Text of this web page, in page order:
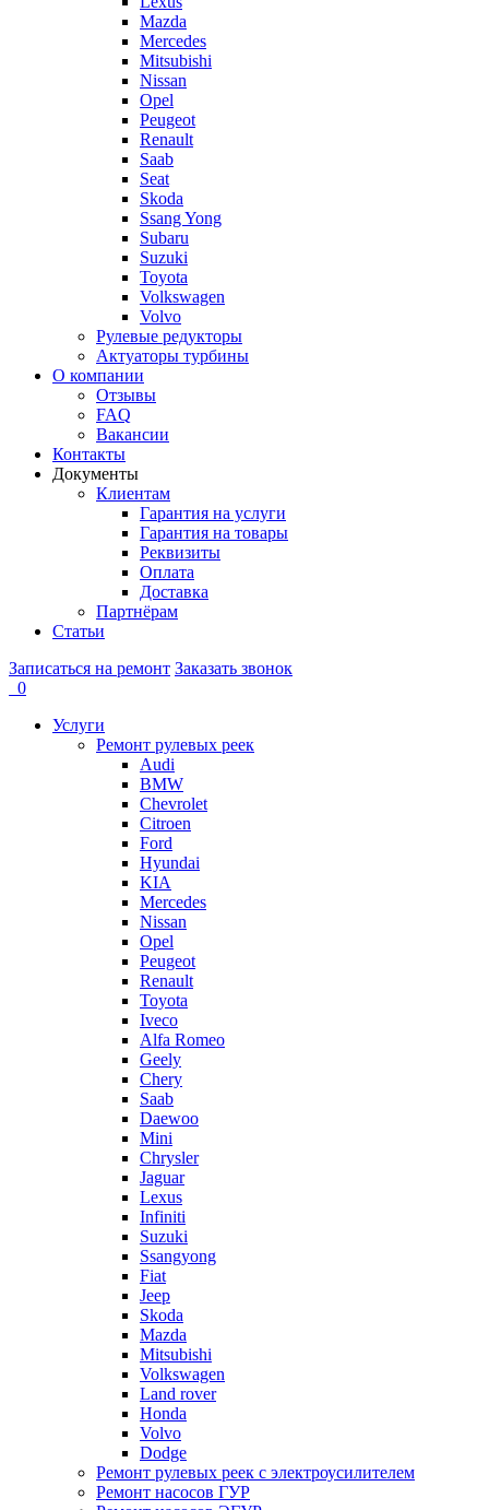
Mazda
Mercedes
Mitsubishi
Nissan
Opel
Peugeot
Renault
Saab
Seat
Skoda
Ssang Yong
Subaru
Suzuki
Toyota
Volkswagen
Volvo
Рулевые редукторы
Актуаторы турбины
О компании
Отзывы
FAQ
Вакансии
Контакты
Документы
Клиентам
Гарантия на услуги
Гарантия на товары
Реквизиты
Оплата
Доставка
Партнёрам
Статьи
Записаться на ремонт Заказать звонок
0
Услуги
Ремонт рулевых реек
Audi
BMW
Chevrolet
Citroen
Ford
Hyundai
KIA
Mercedes
Nissan
Opel
Peugeot
Renault
Toyota
Iveco
Alfa Romeo
Geely
Chery
Saab
Daewoo
Mini
Chrysler
Jaguar
Lexus
Infiniti
Suzuki
Ssangyong
Fiat
Jeep
Skoda
Mazda
Mitsubishi
Volkswagen
Land rover
Honda
Volvo
Dodge
Ремонт рулевых реек с электроусилителем
Ремонт насосов ГУР